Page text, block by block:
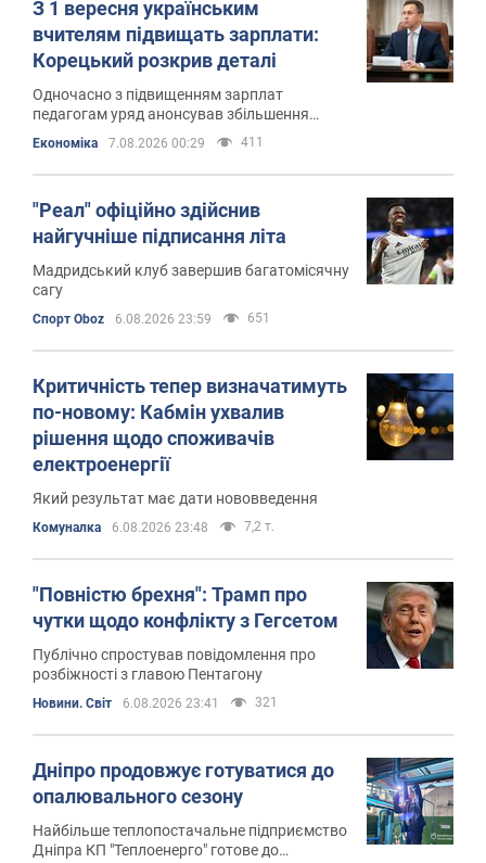
З 1 вересня українським
вчителям підвищать зарплати:
Корецький розкрив деталі
Одночасно з підвищенням зарплат
педагогам уряд анонсував збільшення
студентських стипендій
Економіка 7.08.2026 00:29 411
"Реал" офіційно здійснив
найгучніше підписання літа
Мадридський клуб завершив багатомісячну
сагу
Спорт Oboz 6.08.2026 23:59 651
Критичність тепер визначатимуть
по-новому: Кабмін ухвалив
рішення щодо споживачів
електроенергії
Який результат має дати нововведення
Комуналка 6.08.2026 23:48 7,2 т.
"Повністю брехня": Трамп про
чутки щодо конфлікту з Гегсетом
Публічно спростував повідомлення про
розбіжності з главою Пентагону
Новини. Світ 6.08.2026 23:41 321
Дніпро продовжує готуватися до
опалювального сезону
Найбільше теплопостачальне підприємство
Дніпра КП "Теплоенерго" готове до